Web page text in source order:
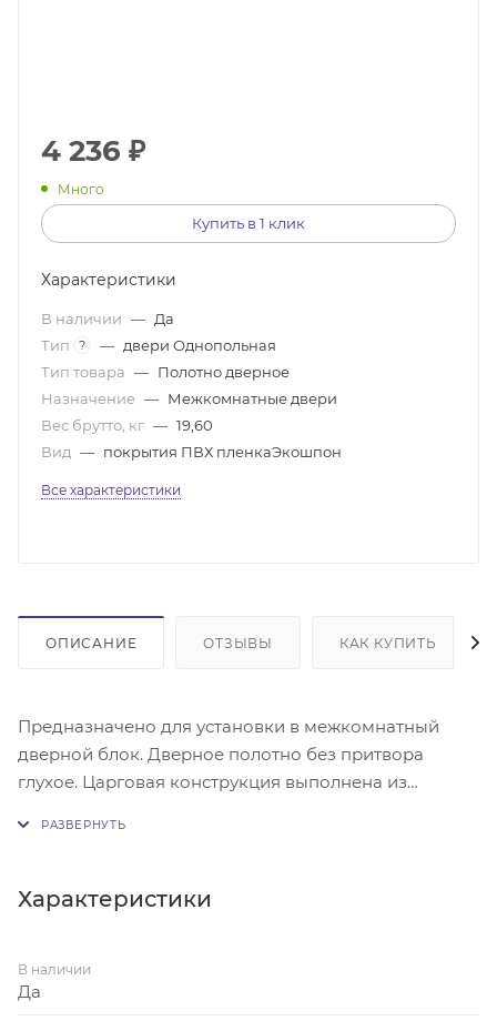
4 236 ₽
Много
Купить в 1 клик
Характеристики
В наличии — Да
Тип
? — двери Однопольная
Тип товара — Полотно дверное
Назначение — Межкомнатные двери
Вес брутто, кг — 19,60
Вид — покрытия ПВХ пленкаЭкошпон
Все характеристики
ОПИСАНИЕ ОТЗЫВЫ КАК КУПИТЬ
Предназначено для установки в межкомнатный
дверной блок. Дверное полотно без притвора
глухое. Царговая конструкция выполнена из
Характеристики
В наличии
Да